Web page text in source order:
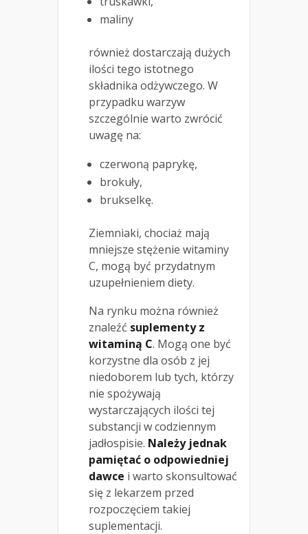
maliny
również dostarczają dużych
ilości tego istotnego
składnika odżywczego. W
przypadku warzyw
szczególnie warto zwrócić
uwagę na:
czerwoną paprykę,
brokuły,
brukselkę.
Ziemniaki, chociaż mają
mniejsze stężenie witaminy
C, mogą być przydatnym
uzupełnieniem diety.
Na rynku można również
znaleźć suplementy z
witaminą C. Mogą one być
korzystne dla osób z jej
niedoborem lub tych, którzy
nie spożywają
wystarczających ilości tej
substancji w codziennym
jadłospisie. Należy jednak
pamiętać o odpowiedniej
dawce i warto skonsultować
się z lekarzem przed
rozpoczęciem takiej
suplementacji.